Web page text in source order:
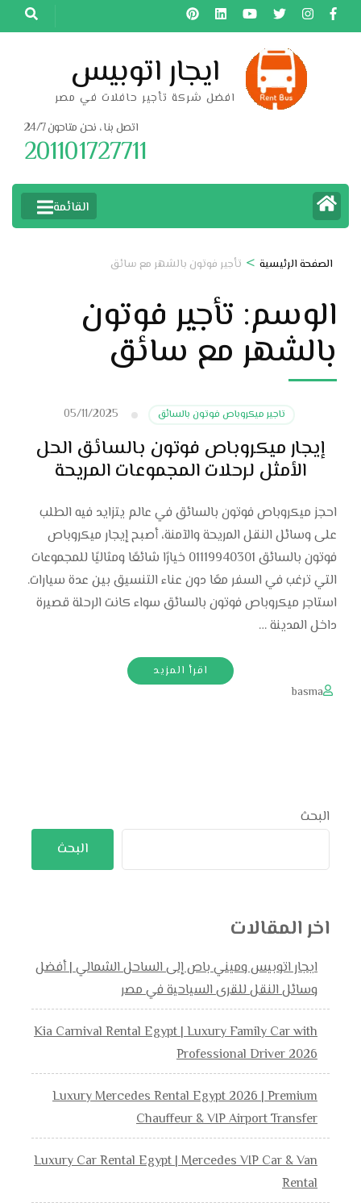
تخطى
إلى
ايجار اتوبيس
افضل شركة تأجير حافلات في مصر
اتصل بنا ، نحن متاحون 24/7
201101727711
القائمة
الصفحة الرئيسية > تأجير فوتون بالشهر مع سائق
الوسم: تأجير فوتون
بالشهر مع سائق
تاجير ميكروباص فوتون بالسائق 05/11/2025
إيجار ميكروباص فوتون بالسائق الحل
الأمثل لرحلات المجموعات المريحة
احجز ميكروباص فوتون بالسائق في عالم يتزايد فيه الطلب
على وسائل النقل المريحة والآمنة، أصبح إيجار ميكروباص
فوتون بالسائق 01119940301 خيارًا شائعًا ومثاليًا للمجموعات
التي ترغب في السفر معًا دون عناء التنسيق بين عدة سيارات.
استاجر ميكروباص فوتون بالسائق سواء كانت الرحلة قصيرة
داخل المدينة …
اقرأ المزيد
basma
البحث
البحث
اخر المقالات
ايجار اتوبيس وميني باص إلى الساحل الشمالي | أفضل
وسائل النقل للقرى السياحية في مصر
Kia Carnival Rental Egypt | Luxury Family Car with
Professional Driver 2026
Luxury Mercedes Rental Egypt 2026 | Premium
Chauffeur & VIP Airport Transfer
Luxury Car Rental Egypt | Mercedes VIP Car & Van
Rental